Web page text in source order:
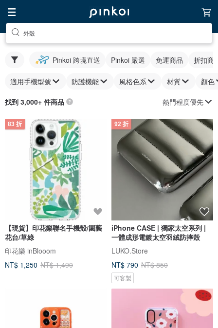
外殼
Pinkoi 跨境直送 Pinkoi 嚴選 免運商品 折扣商
適用手機型號 防護機能 風格色系 材質 顏色
找到 3,000+ 件商品 熱門程度優先
83 折
【現貨】印花樂聯名手機殼/園藝
花台/草綠
印花樂 inBlooom
NT$ 1,250 NT$ 1,490
92 折
iPhone CASE | 獨家太空系列 |
一體成形電鍍太空羽絨防摔殼
LUKO.Store
NT$ 790 NT$ 850
可客製